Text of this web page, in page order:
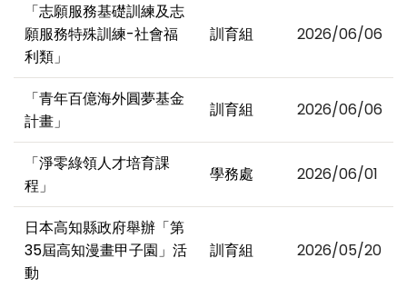
「志願服務基礎訓練及志
願服務特殊訓練-社會福
利類」
訓育組 2026/06/06
「青年百億海外圓夢基金
計畫」
訓育組 2026/06/06
「淨零綠領人才培育課
程」
學務處 2026/06/01
日本高知縣政府舉辦「第
35屆高知漫畫甲子園」活
動
訓育組 2026/05/20